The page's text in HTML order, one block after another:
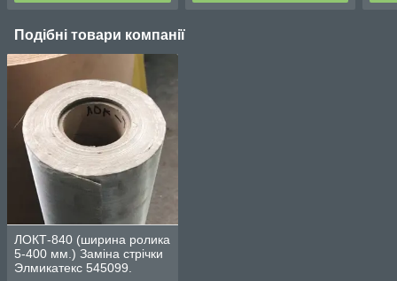
Подібні товари компанії
ЛОКТ-840 (ширина ролика
5-400 мм.) Заміна стрічки
Элмикатекс 545099.